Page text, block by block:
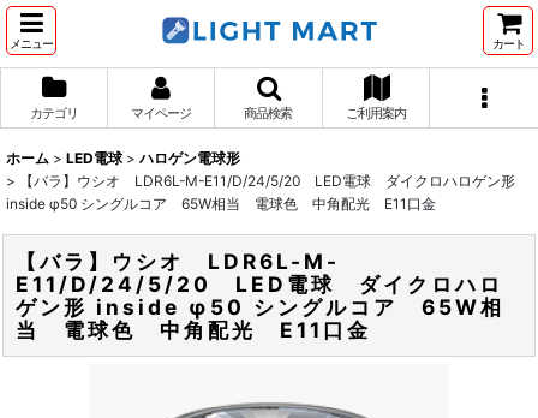
メニュー カート
カテゴリ マイページ 商品検索 ご利用案内
ホーム > LED電球 > ハロゲン電球形
>
【バラ】ウシオ LDR6L-M-E11/D/24/5/20 LED電球 ダイクロハロゲン形
inside φ50 シングルコア 65W相当 電球色 中角配光 E11口金
【バラ】ウシオ LDR6L-M-
E11/D/24/5/20 LED電球 ダイクロハロ
ゲン形 inside φ50 シングルコア 65W相
当 電球色 中角配光 E11口金